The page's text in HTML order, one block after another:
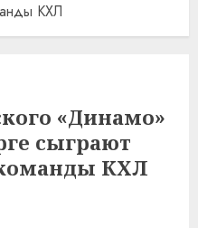
КХЛ
«Динамо»
сыграют
КХЛ